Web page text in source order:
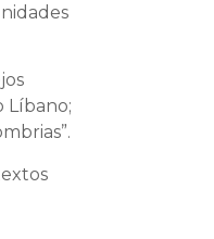
Líbano;